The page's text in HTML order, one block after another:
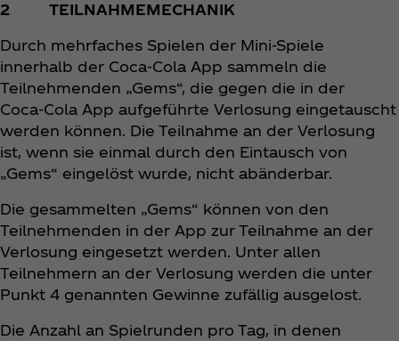
2 TEILNAHMEMECHANIK
Durch mehrfaches Spielen der Mini-Spiele
innerhalb der Coca‑Cola App sammeln die
Teilnehmenden „Gems“, die gegen die in der
Coca‑Cola App aufgeführte Verlosung eingetauscht
werden können. Die Teilnahme an der Verlosung
ist, wenn sie einmal durch den Eintausch von
„Gems“ eingelöst wurde, nicht abänderbar.
Die gesammelten „Gems“ können von den
Teilnehmenden in der App zur Teilnahme an der
Verlosung eingesetzt werden. Unter allen
Teilnehmern an der Verlosung werden die unter
Punkt 4 genannten Gewinne zufällig ausgelost.
Die Anzahl an Spielrunden pro Tag, in denen